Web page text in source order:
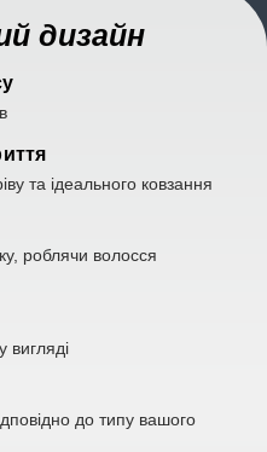
дизайн
та ідеального ковзання
роблячи волосся
вигляді
до типу вашого